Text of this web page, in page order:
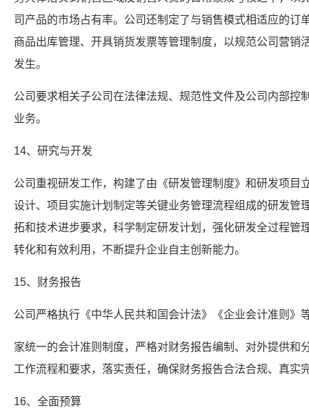
司产品的市场占有率。公司还制定了与销售模式相适应的订
商品出库管理、开具销货发票等管理制度，以规范公司营销
发生。
公司要求相关子公司在法律法规、规范性文件及公司内部控
业务。
14、研究与开发
公司重视研发工作，构建了由《研发管理制度》和研发项目
设计、项目实施计划制定等关键业务管理流程组成的研发管
拓和技术进步要求，科学制定研发计划，强化研发全过程管
转化和有效利用，不断提升企业自主创新能力。
15、财务报告
公司严格执行《中华人民共和国会计法》《企业会计准则》
家统一的会计准则制度，严格对财务报告编制、对外提供和
工作流程和要求，落实责任，确保财务报告合法合规、真实
16、全面预算